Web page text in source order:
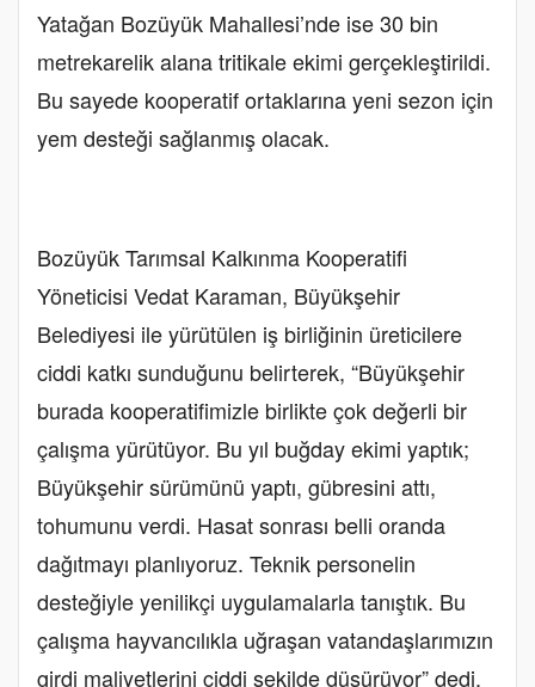
Yatağan Bozüyük Mahallesi’nde ise 30 bin
metrekarelik alana tritikale ekimi gerçekleştirildi.
Bu sayede kooperatif ortaklarına yeni sezon için
yem desteği sağlanmış olacak.
Bozüyük Tarımsal Kalkınma Kooperatifi
Yöneticisi Vedat Karaman, Büyükşehir
Belediyesi ile yürütülen iş birliğinin üreticilere
ciddi katkı sunduğunu belirterek, “Büyükşehir
burada kooperatifimizle birlikte çok değerli bir
çalışma yürütüyor. Bu yıl buğday ekimi yaptık;
Büyükşehir sürümünü yaptı, gübresini attı,
tohumunu verdi. Hasat sonrası belli oranda
dağıtmayı planlıyoruz. Teknik personelin
desteğiyle yenilikçi uygulamalarla tanıştık. Bu
çalışma hayvancılıkla uğraşan vatandaşlarımızın
girdi maliyetlerini ciddi şekilde düşürüyor” dedi.